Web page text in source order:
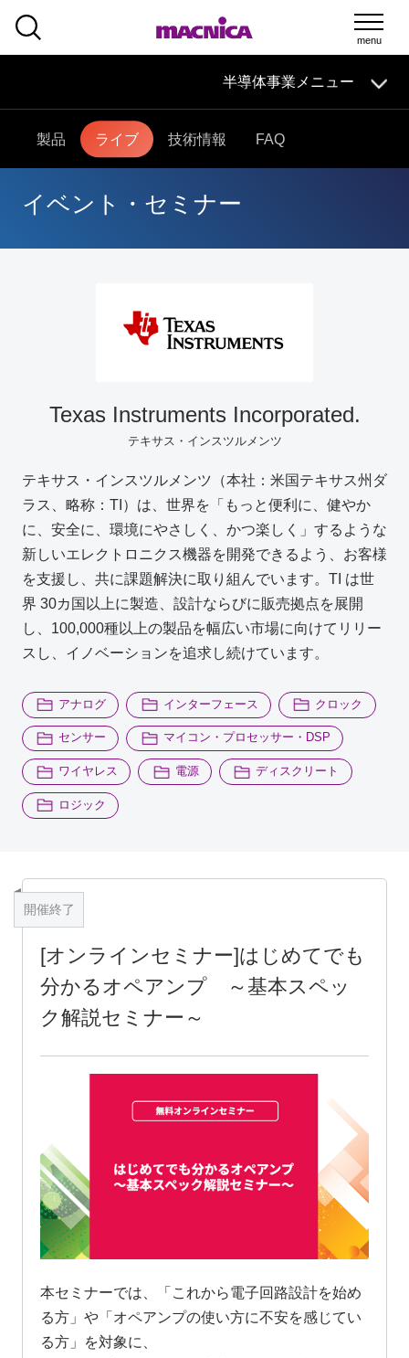
半導体事業メニュー
製品・サービス
イベント・セミナー 取扱メーカー サポート
半導体事業HOME
マクニカの製品・サービス
技術情報
製品購入はこちら
半導体事業のメルマガ登録
製品 ライブ 技術情報 FAQ
イベント・セミナー
Texas Instruments Incorporated.
テキサス・インスツルメンツ
テキサス・インスツルメンツ（本社：米国テキサス州ダ
ラス、略称：TI）は、世界を「もっと便利に、健やか
に、安全に、環境にやさしく、かつ楽しく」するような
新しいエレクトロニクス機器を開発できるよう、お客様
を支援し、共に課題解決に取り組んでいます。TI は世
界 30カ国以上に製造、設計ならびに販売拠点を展開
し、100,000種以上の製品を幅広い市場に向けてリリー
スし、イノベーションを追求し続けています。
アナログ インターフェース クロック
センサー マイコン・プロセッサー・DSP
ワイヤレス 電源 ディスクリート
ロジック
開催終了
[オンラインセミナー]はじめてでも
分かるオペアンプ ～基本スペッ
ク解説セミナー～
本セミナーでは、「これから電子回路設計を始め
る方」や「オペアンプの使い方に不安を感じてい
る方」を対象に、